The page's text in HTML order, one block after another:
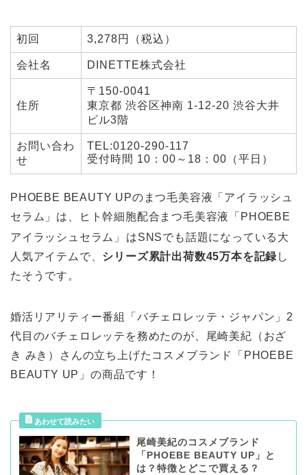
初回 3,278円（税込）
会社名 DINETTE株式会社
住所
〒150-0041
東京都 渋谷区神南 1-12-20 渋谷大井
ビル3階
お問い合わ
せ
TEL:0120-290-117
受付時間 10：00～18：00（平日）
PHOEBE BEAUTY UPのまつ毛美容液「アイラッシュ
セラム」は、ヒト幹細胞配合まつ毛美容液「PHOEBE
アイラッシュセラム」
はSNSでも話題になっている大
人気アイテムで、 シリーズ累計出荷数45万本を記録し
たそうです。
婚活リアリティー番組「バチェロレッテ・ジャパン」2
代目のバチェロレッテを務めたのが、尾崎美紀（おざ
き みき）さんの立ち上げたコスメブランド「PHOEBE
BEAUTY UP」の商品です！
尾崎美紀のコスメブランド
「PHOEBE BEAUTY UP」と
は？特徴とどこで買える？